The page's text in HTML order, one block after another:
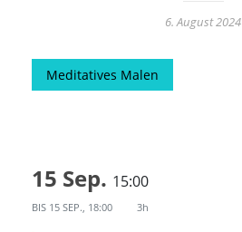
6. August 2024
Meditatives Malen
15 Sep. 15:00
BIS 15 SEP., 18:00 3h